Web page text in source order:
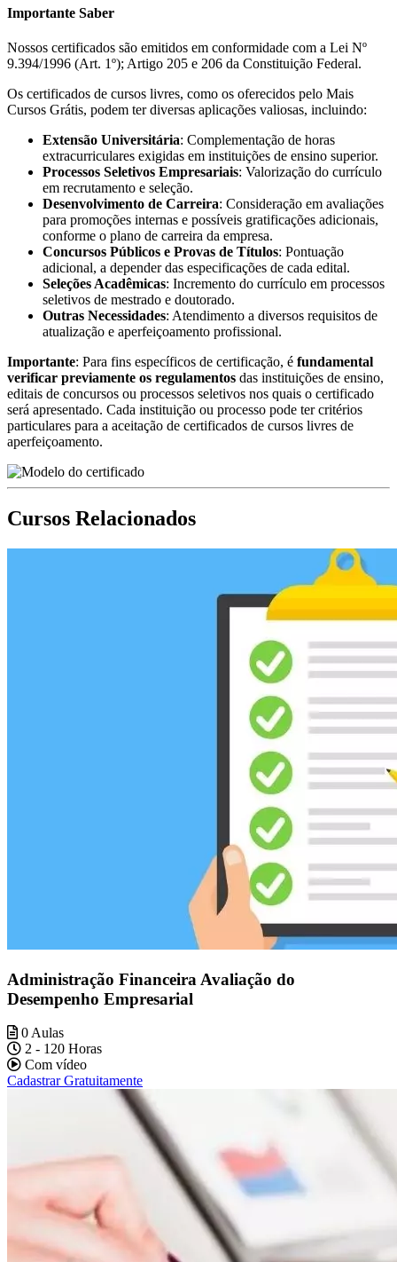
Importante Saber
Nossos certificados são emitidos em conformidade com a Lei Nº
9.394/1996 (Art. 1º); Artigo 205 e 206 da Constituição Federal.
Os certificados de cursos livres, como os oferecidos pelo Mais
Cursos Grátis, podem ter diversas aplicações valiosas, incluindo:
Extensão Universitária: Complementação de horas
extracurriculares exigidas em instituições de ensino superior.
Processos Seletivos Empresariais: Valorização do currículo
em recrutamento e seleção.
Desenvolvimento de Carreira: Consideração em avaliações
para promoções internas e possíveis gratificações adicionais,
conforme o plano de carreira da empresa.
Concursos Públicos e Provas de Títulos: Pontuação
adicional, a depender das especificações de cada edital.
Seleções Acadêmicas: Incremento do currículo em processos
seletivos de mestrado e doutorado.
Outras Necessidades: Atendimento a diversos requisitos de
atualização e aperfeiçoamento profissional.
Importante: Para fins específicos de certificação, é fundamental
verificar previamente os regulamentos das instituições de ensino,
editais de concursos ou processos seletivos nos quais o certificado
será apresentado. Cada instituição ou processo pode ter critérios
particulares para a aceitação de certificados de cursos livres de
aperfeiçoamento.
Cursos Relacionados
Administração Financeira Avaliação do
Desempenho Empresarial
0 Aulas
2 - 120 Horas
Com vídeo
Cadastrar Gratuitamente